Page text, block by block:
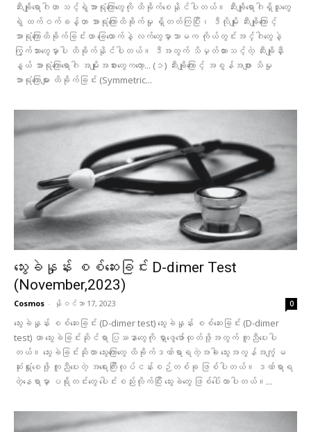
ဆီးချိုရောဂါဟာ သင့်ရဲ့အာရုံကြောတွေကို ထိခိုက်စေနိုင်ပါတယ်။ ဆီးချိုရောဂါရှိသူတွေ
ရဲ့ ထက်ဝက်ခန့်ဟာ အာရုံကြောထိခိုက်မှု ရှိတတ်ကြပြီး၊ ဒီလိုမျိုး ဆီးချိုကြောင့်
အာရုံကြောထိခိုက်ခြင်းဟာ ခြေထောက်နဲ့ လက်တွေမှာသာမက ကိုယ်တွင်းအင်္ဂါတွေနဲ့
ကြွက်သားတွေမှာပါ ထိခိုက်နိုင်ပါတယ်။ ဒီအတွက် သိမှတ်ထားသင့်တဲ့ ဆီးချိုနှီး
နွယ် အာရုံကြောရောဂါ အမျိုးအစားတွေကတော့... (၁) ဆီးချိုကြောင့် အစွန်အဖျား သိမှု
အာရုံကြောများ ထိခိုက်ခြင်း (Symmetric...
သွေးခဲနှုန်း စစ်ဆေးခြင်း D-dimer Test
(November,2023)
Cosmos - နိုဝင်ဘာ 17, 2023 0
သွေးခဲနှုန်း စစ်ဆေးခြင်း (D-dimer test) သွေးခဲနှုန်း စစ်ဆေးခြင်း (D-dimer
test) ဟာ သွေးခဲခြင်းဆိုင်ရာ ပြဿနာတွေကို ရှာဖွေဖော်ထုတ်ဖို့အတွက် ကူညီပေးပါ
တယ်။ သွေးခဲခြင်းဆိုတာ သွေးကြောတွေ ထိခိုက်ဒဏ်ရာရတဲ့အခါ သွေးအလွန်အကျွံ မ
ဆုံးရှုံးစေဖို့ ကူညီပေးတဲ့ အရေးကြီးလုပ်ငန်းစဉ်တစ်ခု ဖြစ်ပါတယ်။ ဒဏ်ရာရ
တဲ့နေရာမှာ ပရိုတင်းတွေ ပေါင်းစည်းလိုက်ပြီး သွေးခဲတွေ ဖြစ်ပေါ်လာပါတယ်။...